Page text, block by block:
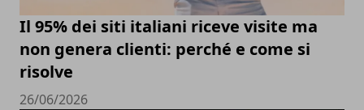
Il 95% dei siti italiani riceve visite ma
non genera clienti: perché e come si
risolve
26/06/2026